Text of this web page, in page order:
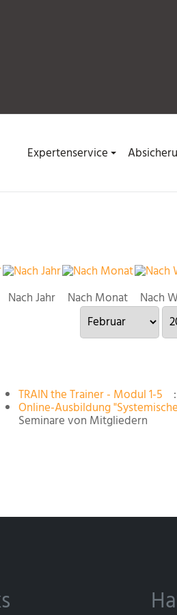
for results.
Expertenservice
Nach Jahr Nach Monat Nach
TRAIN the Trainer - Modul 1-5
Online-Ausbildung
Seminare von Mitgliedern